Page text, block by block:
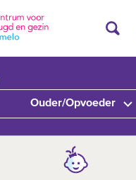
Ouder/Opvoeder